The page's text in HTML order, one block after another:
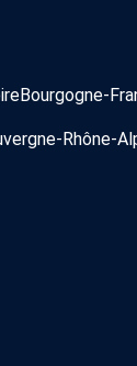
Bourgogne-
Rhône-